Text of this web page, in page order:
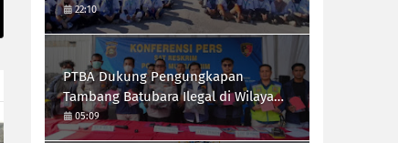
Sungai dalam Konferensi Sungai
Indonesia 2026
22:10
PTBA Dukung Pengungkapan
Tambang Batubara Ilegal di Wilayah
IUP Perseroan
05:09